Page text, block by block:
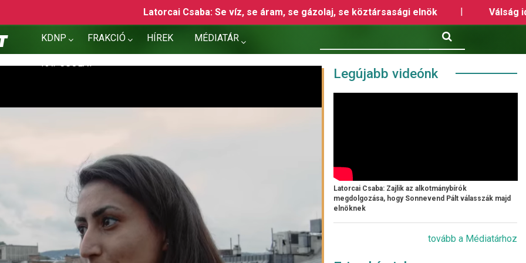
Latorcai Csaba: Se víz, se áram, se gázolaj, se köztársasági elnök Válság idején az Orbán-kormány
KDNP FRAKCIÓ HÍREK MÉDIATÁR
Legújabb videónk
Latorcai Csaba: Zajlik az alkotmánybírók
megdolgozása, hogy Sonnevend Pált válasszák majd
elnöknek
tovább a Médiatárhoz